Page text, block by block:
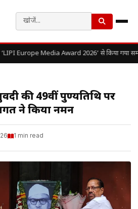
‘LIPI Europe Media Award 2026’ से किया गया
की 49वीं पुण्यतिथि पर
ने किया नमन
1 min read